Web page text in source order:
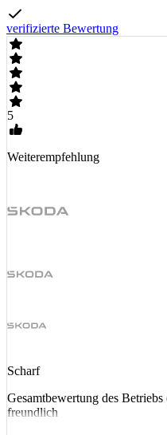
verifizierte Bewertung
5
Weiterempfehlung
Scharf
Gesamtbewertung des
freundlich